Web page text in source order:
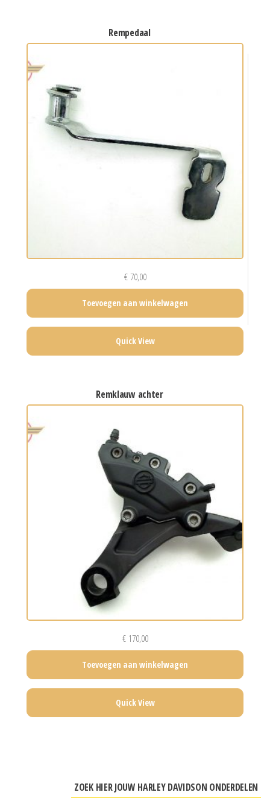
rempedaal
€70,00
Toevoegen aan winkelwagen
Quick View
remklauw achter
€170,00
Toevoegen aan winkelwagen
Quick View
ZOEK HIER JOUW HARLEY DAVIDSON ONDERDELEN